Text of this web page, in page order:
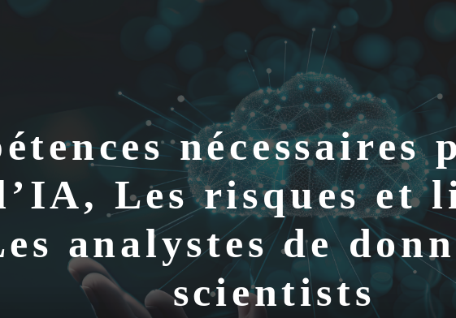
nécessaires
Les risques et
analystes de
scientists